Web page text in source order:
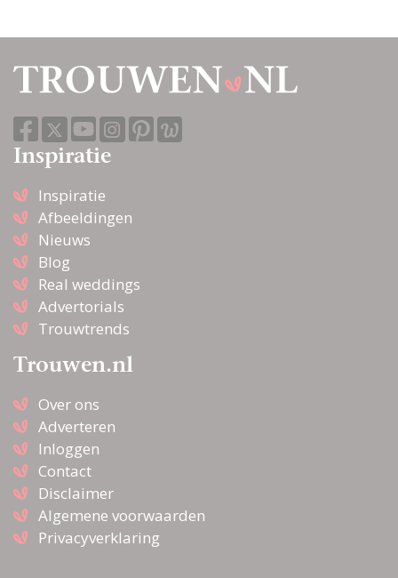
Inspiratie
Inspiratie
Afbeeldingen
Nieuws
Blog
Real weddings
Advertorials
Trouwtrends
Trouwen.nl
Over ons
Adverteren
Inloggen
Contact
Disclaimer
Algemene voorwaarden
Privacyverklaring